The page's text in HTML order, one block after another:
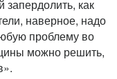
как
наверное, надо
проблему во
можно решить,